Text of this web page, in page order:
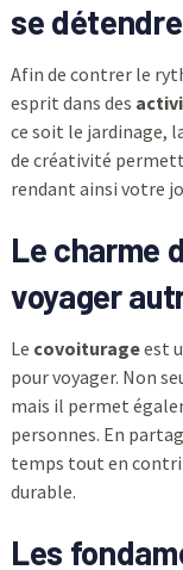
se détendre
Afin de contrer le
esprit dans des
ce soit le jardinage,
de créativité
rendant ainsi votre
Le charme
voyager
Le covoiturageest
pour voyager. Non
mais il permet
personnes. En
temps tout en
durable.
Les